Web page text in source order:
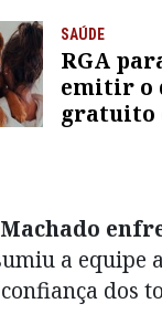
SAÚDE
RGA
emitir o
gratuito
a equipe
dos